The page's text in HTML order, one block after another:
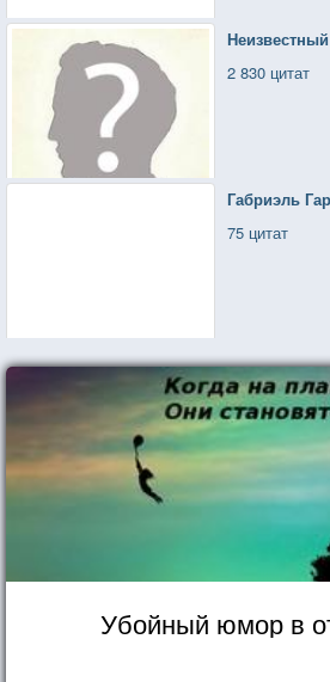
2 830 цитат
Габриэль
75 цитат
Убойный юмор в